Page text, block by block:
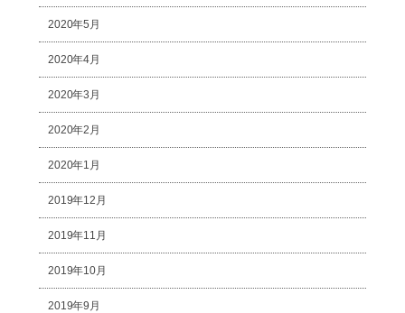
2020年5月
2020年4月
2020年3月
2020年2月
2020年1月
2019年12月
2019年11月
2019年10月
2019年9月